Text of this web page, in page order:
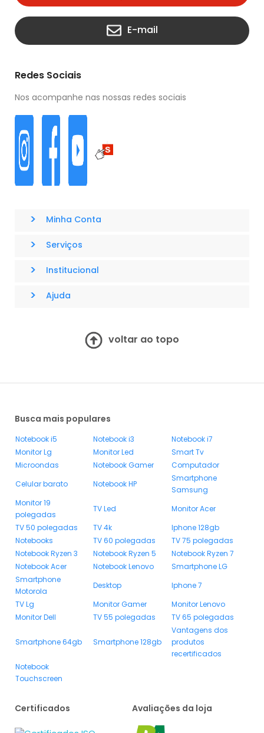
E-mail
Redes Sociais
Nos acompanhe nas nossas redes sociais
> Minha Conta
> Serviços
> Institucional
> Ajuda
voltar ao topo
Busca mais populares
Notebook i5 Notebook i3
Notebook i7
Monitor Lg
Monitor Led
Smart Tv
Microondas
Notebook Gamer
Computador
Celular barato
Notebook HP
Smartphone
Samsung
Monitor 19
polegadas
TV Led
Monitor Acer
TV 50 polegadas
TV 4k
Iphone 128gb
Notebooks
TV 60 polegadas
TV 75 polegadas
Notebook Ryzen 3
Notebook Ryzen 5
Notebook Ryzen 7
Notebook Acer
Notebook Lenovo
Smartphone LG
Smartphone
Motorola
Desktop
Iphone 7
TV Lg
Monitor Gamer
Monitor Lenovo
Monitor Dell
TV 55 polegadas TV 65 polegadas
Smartphone 64gb Smartphone 128gb
Vantagens dos
produtos
recertificados
Notebook
Touchscreen
Certificados Avaliações da loja